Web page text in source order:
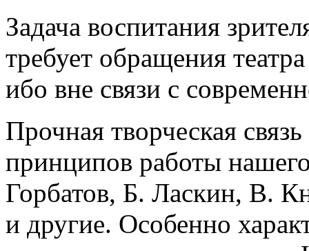
Задача воспитания
требует обращения
ибо вне связи с
Прочная творческая
принципов работы
Горбатов, Б. Ласкин, В.
и другие. Особенно